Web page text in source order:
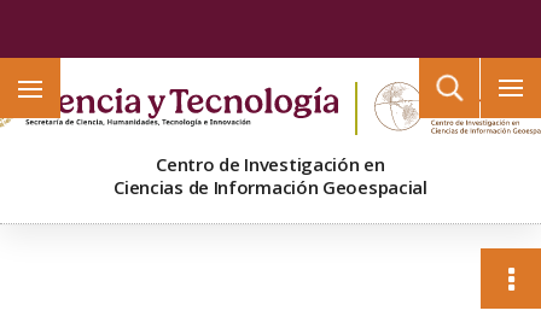
Centro de Investigación en
Ciencias de Información Geoespacial